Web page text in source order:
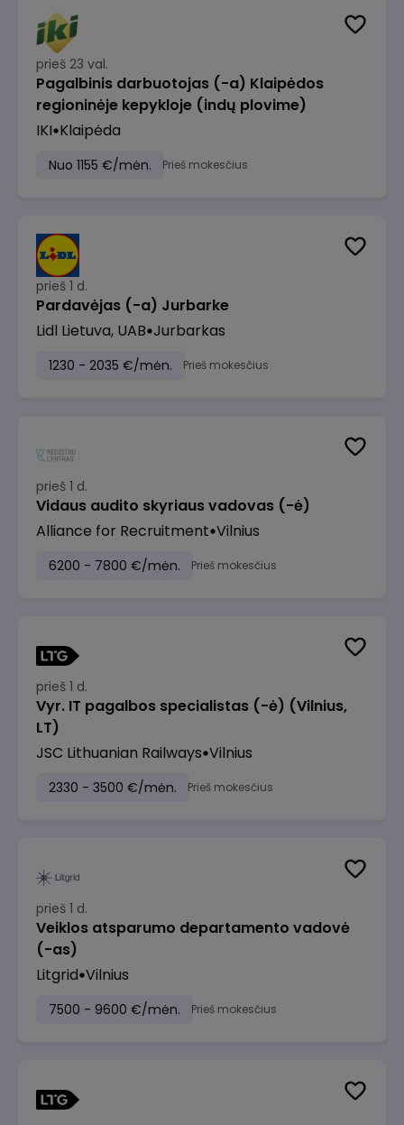
prieš 23 val.
Pagalbinis darbuotojas (-a) Klaipėdos
regioninėje kepykloje (indų plovime)
IKI Klaipėda
Nuo 1155 €/mėn. Prieš mokesčius
prieš 1 d.
Pardavėjas (-a) Jurbarke
Lidl Lietuva, UAB Jurbarkas
1230 - 2035 €/mėn. Prieš mokesčius
prieš 1 d.
Vidaus audito skyriaus vadovas (-ė)
Alliance for Recruitment Vilnius
6200 - 7800 €/mėn. Prieš mokesčius
prieš 1 d.
Vyr. IT pagalbos specialistas (-ė) (Vilnius,
LT)
JSC Lithuanian Railways Vilnius
2330 - 3500 €/mėn. Prieš mokesčius
prieš 1 d.
Veiklos atsparumo departamento vadovė
(-as)
Litgrid Vilnius
7500 - 9600 €/mėn. Prieš mokesčius